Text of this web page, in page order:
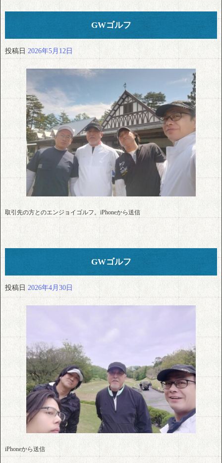
GWゴルフ
投稿日 2026年5月12日
取引先の方とのエンジョイゴルフ。iPhoneから送信
GWゴルフ
投稿日 2026年4月30日
iPhoneから送信